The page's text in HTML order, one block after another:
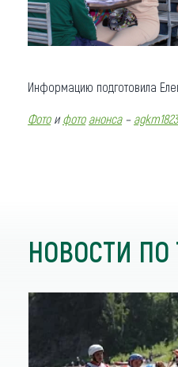
Информацию подготовила
Фотои фото анонса– agkm1823
НОВОСТИ ПО